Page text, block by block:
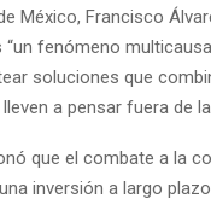
México, Francisco
fenómeno
soluciones que
a pensar fuera de la
que el combate a la
inversión a largo